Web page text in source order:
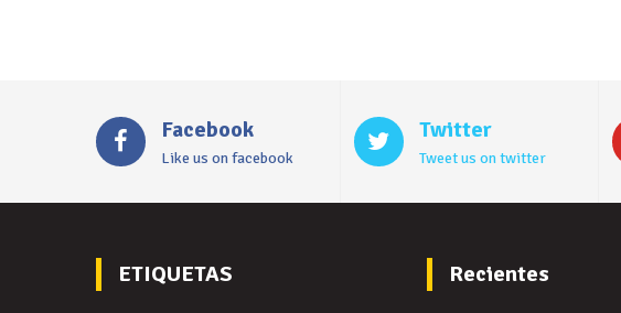
Facebook
Like us on facebook
Twitter
Tweet us on twitter
ETIQUETAS Recientes